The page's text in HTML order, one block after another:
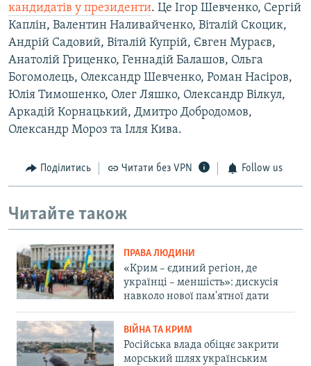
кандидатів у президенти. Це Ігор Шевченко, Сергій
Каплін, Валентин Наливайченко, Віталій Скоцик,
Андрій Садовий, Віталій Купрій, Євген Мураєв,
Анатолій Гриценко, Геннадій Балашов, Ольга
Богомолець, Олександр Шевченко, Роман Насіров,
Юлія Тимошенко, Олег Ляшко, Олександр Вілкул,
Аркадій Корнацький, Дмитро Добродомов,
Олександр Мороз та Ілля Кива.
Поділитись Читати без VPN Follow us
Читайте також
ПРАВА ЛЮДИНИ
«Крим – єдиний регіон, де
українці – меншість»: дискусія
навколо нової пам'ятної дати
ВІЙНА ТА КРИМ
Російська влада обіцяє закрити
морський шлях українським